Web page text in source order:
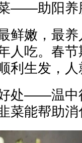
——助阳养
鲜嫩，最
人吃。春
利生发，人
处——温中
菜能帮助